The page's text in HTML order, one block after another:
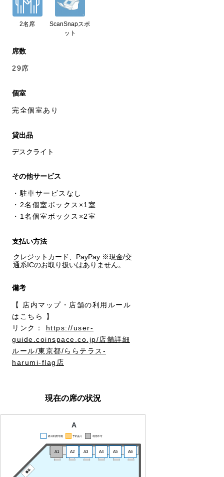
2名席
ScanSnapスポ
ット
席数
29席
個室
完全個室あり
貸出品
デスクライト
その他サービス
・駐車サービスなし
・2名個室ボックス×1室
・1名個室ボックス×2室
支払い方法
クレジットカード、PayPay ※現金/交
通系ICのお取り扱いはありません。
備考
【 店内マップ・店舗の利用ルール
はこちら 】
リンク： https://user-
guide.coinspace.co.jp/店舗詳細
ルール/東京都/ららテラス-
harumi-flag店
現在の席の状況
A
終日利用可能 予約あり 利用不可
A1 A2 A3 A4 A5 A6